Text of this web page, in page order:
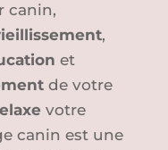
canin,
,
et
de votre
votre
canin est une